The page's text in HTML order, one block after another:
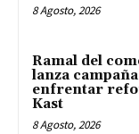
8 Agosto, 2026
Ramal del
lanza
enfrentar
Kast
8 Agosto, 2026